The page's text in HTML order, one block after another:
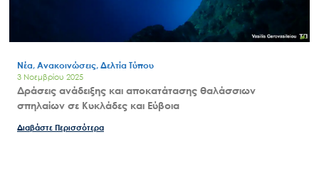
Νέα, Ανακοινώσεις, Δελτία Τύπου
3 Νοεμβρίου 2025
Δράσεις ανάδειξης και αποκατάτασης θαλάσσιων
σπηλαίων σε Κυκλάδες και Εύβοια
Διαβάστε Περισσότερα